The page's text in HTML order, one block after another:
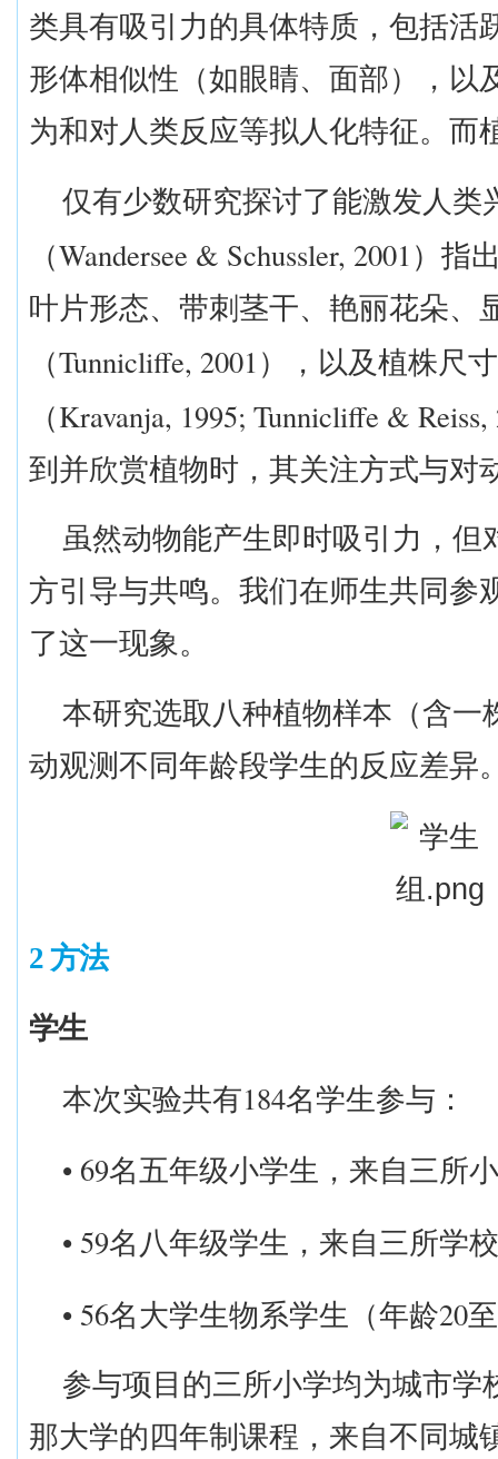
类具有吸引力的具体特质，包括活
形体相似性（如眼睛、面部），以
为和对人类反应等拟人化特征。而
仅有少数研究探讨了能激发人类
（Wandersee & Schussler, 2001 ）指
叶片形态、带刺茎干、艳丽花朵、
（Tunnicliffe, 2001 ），以及植株尺
（Kravanja, 1995; Tunnicliffe & Reiss,
到并欣赏植物时，其关注方式与对
虽然动物能产生即时吸引力，但
方引导与共鸣。我们在师生共同参
了这一现象。
本研究选取八种植物样本（含一
动观测不同年龄段学生的反应差异
2 方法
学生
本次实验共有184名学生参与：
• 69名五年级小学生，来自三所
• 59名八年级学生，来自三所学校
• 56名大学生物系学生（年龄20至
参与项目的三所小学均为城市学
那大学的四年制课程，来自不同城